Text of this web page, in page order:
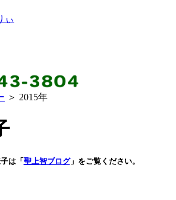
ぃ
＞ 2015年
は「聖上智ブログ」をご覧ください。